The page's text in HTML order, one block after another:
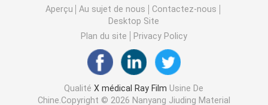
papier de photo de rc
Film de transfert de chaleur
film thermique médical
industrielles
Aperçu Au sujet de nous
Contactez-nous
Desktop Site
Plan du site
Privacy Policy
QualitéX médical Ray Film Usine De
Chine.Copyright © 2026 Nanyang Jiuding Material